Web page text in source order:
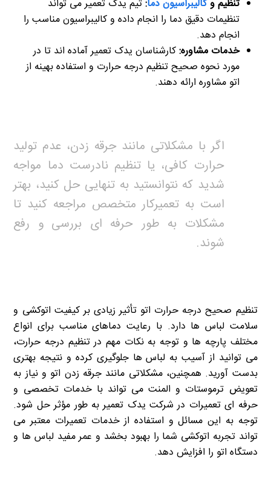
تنظیم وکالیبراسیون دما:تیم یدک تعمیر می تواند
تنظیمات دقیق دما را انجام داده و کالیبراسیون مناسب را
انجام دهد.
خدمات مشاوره:کارشناسان یدک تعمیر آماده اند تا در
مورد نحوه صحیح تنظیم درجه حرارت و استفاده بهینه از
اتو مشاوره ارائه دهند.
اگر با مشکلاتی مانند جرقه زدن، عدم تولید
حرارت کافی، یا تنظیم نادرست دما مواجه
شدید که نتوانستید به تنهایی حل کنید، بهتر
است به تعمیرکار متخصص مراجعه کنید تا
مشکلات به طور حرفه ای بررسی و رفع
شوند.
تنظیم صحیح درجه حرارت اتو تأثیر زیادی بر کیفیت اتوکشی و
سلامت لباس ها دارد. با رعایت دماهای مناسب برای انواع
مختلف پارچه ها و توجه به نکات مهم در تنظیم درجه حرارت،
می توانید از آسیب به لباس ها جلوگیری کرده و نتیجه بهتری
بدست آورید. همچنین، مشکلاتی مانند جرقه زدن اتو و نیاز به
تعویض ترموستات و المنت می تواند با خدمات تخصصی و
حرفه ای تعمیرات در شرکت یدک تعمیر به طور مؤثر حل شود.
توجه به این مسائل و استفاده از خدمات تعمیرات معتبر می
تواند تجربه اتوکشی شما را بهبود بخشد و عمر مفید لباس ها و
دستگاه اتو را افزایش دهد.